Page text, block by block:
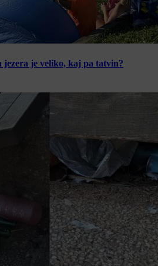
jezera je veliko, kaj pa tatvin?